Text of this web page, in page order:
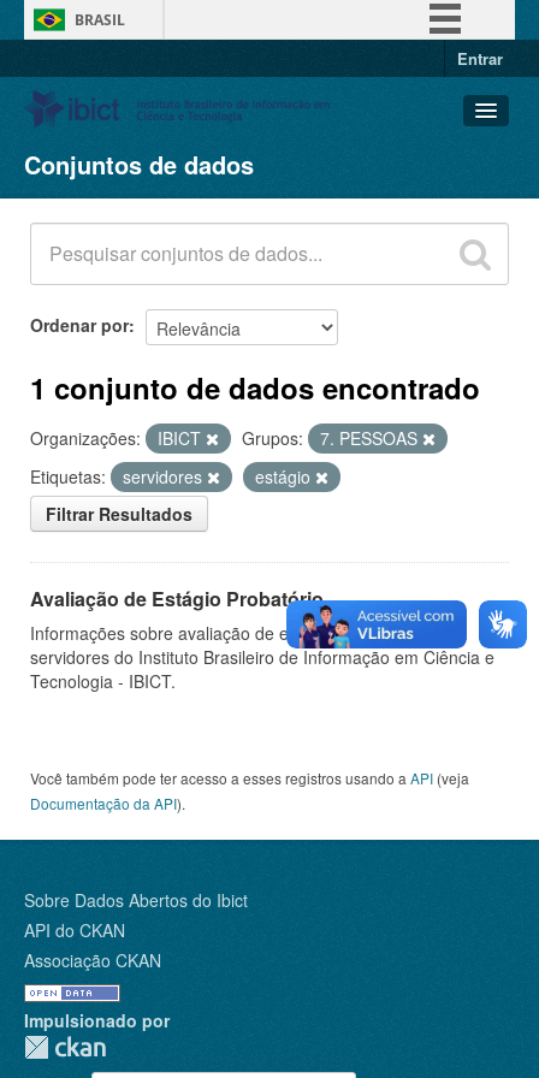
BRASIL
Entrar
Conjuntos de dados
Organizações
Grupos
Sobre
Conjuntos de dados
Ordenar por
1 conjunto de dados encontrado
Organizações: IBICT Grupos:
7. PESSOAS
Etiquetas:
servidores
estágio
Filtrar Resultados
Avaliação de Estágio Probatório
Informações sobre avaliação de estágio probatório de
servidores do Instituto Brasileiro de Informação em Ciência e
Tecnologia - IBICT.
Você também pode ter acesso a esses registros usando a API (veja
Documentação da API).
Sobre Dados Abertos do Ibict
API do CKAN
Associação CKAN
Impulsionado por